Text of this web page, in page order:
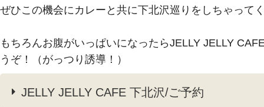
ぜひこの機会にカレーと共に下北沢巡りをしちゃって
もちろんお腹がいっぱいになったらJELLY JELLY
うぞ！（がっつり誘導！）
JELLY JELLY CAFE 下北沢/ご予約